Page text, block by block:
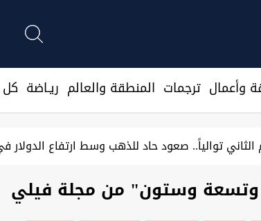
وأعمال ترجمات المنطقة والعالم ريـاضة كل
وتكليفات إدارية واسعة في شركة موانئ العراق
وتسعة وستون" من مجلة فيلي